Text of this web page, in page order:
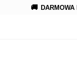
🚚 DARMOWA